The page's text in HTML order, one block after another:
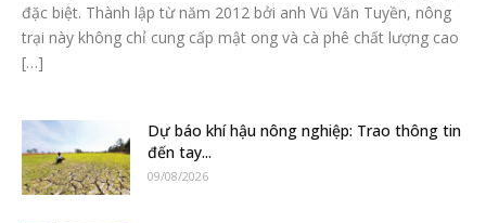
đặc biệt. Thành lập từ năm 2012 bởi anh Vũ Văn Tuyền, nông
trại này không chỉ cung cấp mật ong và cà phê chất lượng cao
[…]
Dự báo khí hậu nông nghiệp: Trao thông tin
đến tay...
09/08/2026